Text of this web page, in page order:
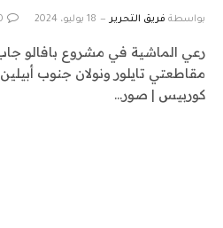
بواسطة فريق التحرير 18 يوليو، 2024
رعي الماشية في مشروع بافالو
مقاطعتي تايلور ونولان جنوب
كوربيس | صور…